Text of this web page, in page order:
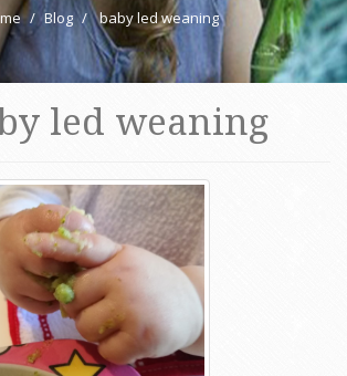
Blog baby led weaning
led weaning